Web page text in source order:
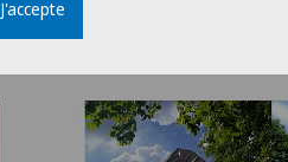
J'accepte